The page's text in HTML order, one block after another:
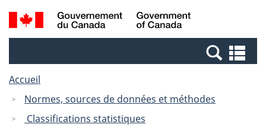
Passer
au
Passer
à
Canada
Recherche
et
et
Accueil
Normes, sources de données et méthodes
Classifications statistiques